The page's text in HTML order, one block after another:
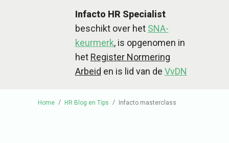
Infacto HR Specialist
beschikt over het SNA-
keurmerk, is opgenomen in
het Register Normering
Arbeid en is lid van de VvDN
Home / HR Blog en Tips / Infacto masterclass